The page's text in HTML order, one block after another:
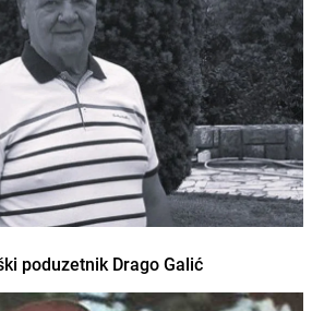
poduzetnik Drago Galić